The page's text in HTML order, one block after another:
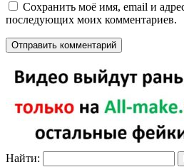
Сохранить моё имя, email и
последующих моих комментариев.
Найти: